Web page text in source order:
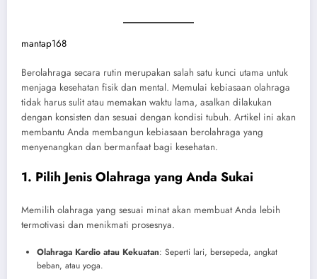
mantap168
Berolahraga secara rutin merupakan salah satu kunci utama untuk
menjaga kesehatan fisik dan mental. Memulai kebiasaan olahraga
tidak harus sulit atau memakan waktu lama, asalkan dilakukan
dengan konsisten dan sesuai dengan kondisi tubuh. Artikel ini akan
membantu Anda membangun kebiasaan berolahraga yang
menyenangkan dan bermanfaat bagi kesehatan.
1. Pilih Jenis Olahraga yang Anda Sukai
Memilih olahraga yang sesuai minat akan membuat Anda lebih
termotivasi dan menikmati prosesnya.
Olahraga Kardio atau Kekuatan: Seperti lari, bersepeda, angkat
beban, atau yoga.